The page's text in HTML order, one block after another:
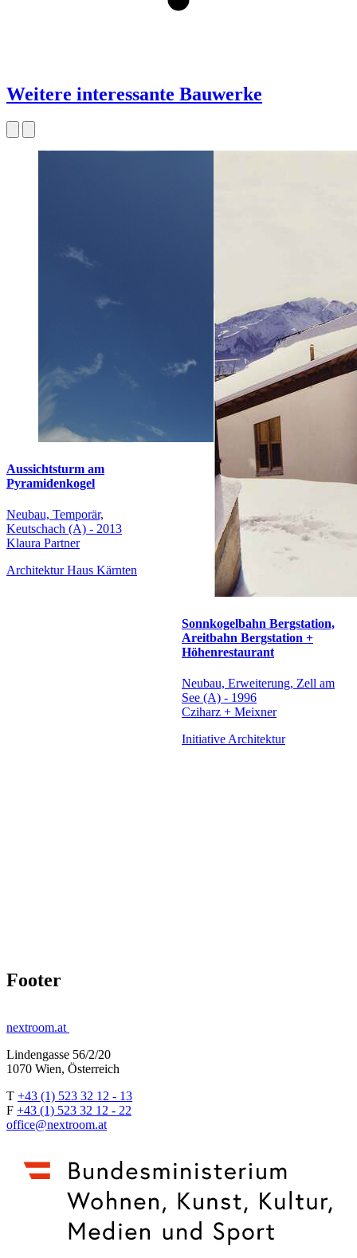
Weitere interessante Bauwerke
Aussichtsturm am
Pyramidenkogel
Neubau, Temporär,
Keutschach (A) - 2013
Klaura Partner
Architektur Haus Kärnten
Sonnkogelbahn Bergstation,
Areitbahn Bergstation +
Höhenrestaurant
Neubau, Erweiterung, Zell am
See (A) - 1996
Cziharz + Meixner
Initiative Architektur
Footer
nextroom.at
Lindengasse 56/2/20
1070 Wien, Österreich
T +43 (1) 523 32 12 - 13
F +43 (1) 523 32 12 - 22
office@nextroom.at